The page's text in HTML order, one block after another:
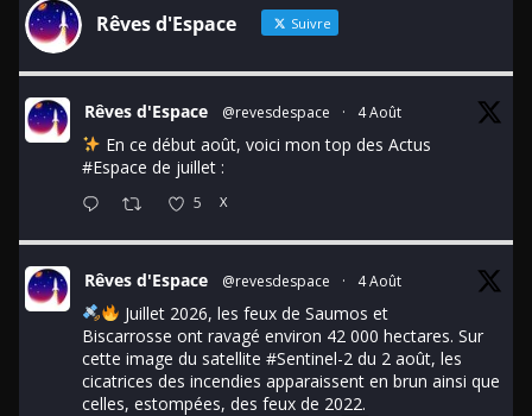
Rêves d'Espace Suivre
Rêves d'Espace @revesdespace · 4 Août
En ce début août, voici mon top des Actus
#Espace de juillet :
5 X
Rêves d'Espace @revesdespace · 4 Août
Juillet 2026, les feux de Saumos et
Biscarrosse ont ravagé environ 42 000 hectares. Sur
cette image du satellite #Sentinel-2 du 2 août, les
cicatrices des incendies apparaissent en brun ainsi que
celles, estompées, des feux de 2022.